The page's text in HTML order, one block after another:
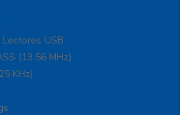
USB
(13.56 MHz)
KHz)